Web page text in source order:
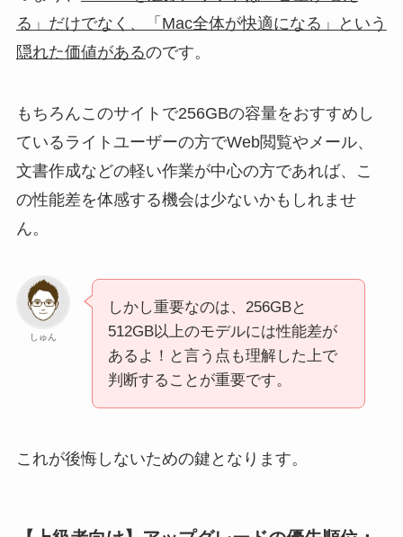
る」だけでなく、「Mac全体が快適になる」という
隠れた価値があるのです。
もちろんこのサイトで256GBの容量をおすすめし
ているライトユーザーの方でWeb閲覧やメール、
文書作成などの軽い作業が中心の方であれば、こ
の性能差を体感する機会は少ないかもしれませ
ん。
しゅん
しかし重要なのは、256GBと
512GB以上のモデルには性能差が
あるよ！と言う点も理解した上で
判断することが重要です。
これが後悔しないための鍵となります。